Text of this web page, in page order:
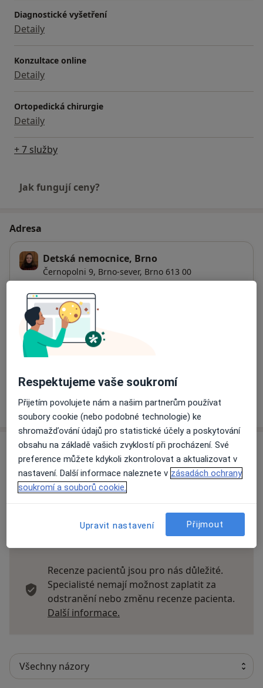
Diagnostické vyšetření
Detaily
Konzultace online
Detaily
Ortopedická chirurgie
Detaily
+ 7 služby
Jak fungují ceny?
Adresa
Detská nemocnice, Brno
Černopolni 9, Brno-sever, Brno 613 00
Dostupnost
Na této adrese online kalendář není aktivní
Co mám v takové situaci udělat?
Víceo adrese
Názory
Přidejte svůj názor
Recenze pacientů jsou pro nás důležité.
Specialisté nemají možnost zaplatit za
odstranění nebo změnu recenze pacienta.
Další informace.
Respektujeme vaše soukromí
Přijetím povolujete nám a našim partnerům používat
soubory cookie (nebo podobné technologie) ke
shromažďování údajů pro statistické účely a poskytování
obsahu na základě vašich zvyklostí při procházení. Své
preference můžete kdykoli zkontrolovat a aktualizovat v
nastavení. Další informace naleznete v zásadách ochrany
soukromí a souborů cookie.
Upravit nastavení Přijmout